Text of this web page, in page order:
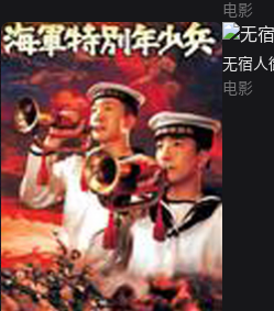
电影
无宿人
电影